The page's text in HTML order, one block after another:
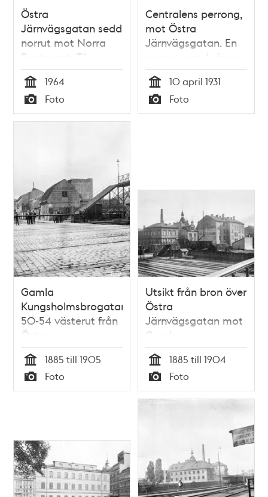
Östra
Järnvägsgatan sedd
norrut mot Norra
Bantorget. T.h.
byggnadskomplex
som inrymmer
Vinterpalatset
Tid
1964
Typ
Foto
Centralens perrong,
mot Östra
Järnvägsgatan. En
grupp unga kvinnor
som ska resa till
fjällen
Tid
10 april 1931
Typ
Foto
Gamla
Kungsholmsbrogatan
50-54 västerut från
Östra
Järnvägsgatan.
Trapporna leder till
en bro över spåren.
Järnvägsgrindarna
Tid
1885 till 1905
Typ
Foto
Utsikt från bron över
Östra
Järnvägsgatan mot
Gamla
Kungsholmsbrogatan
i sydväst. Husen
revs 1904. Dåv. kv.
Karpen och Braxen,
senare
Blekholmen
Tid
1885 till 1904
Typ
Foto